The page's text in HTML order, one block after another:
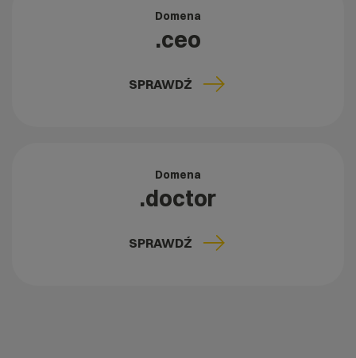
Domena
.ceo
SPRAWDŹ
Domena
.doctor
SPRAWDŹ